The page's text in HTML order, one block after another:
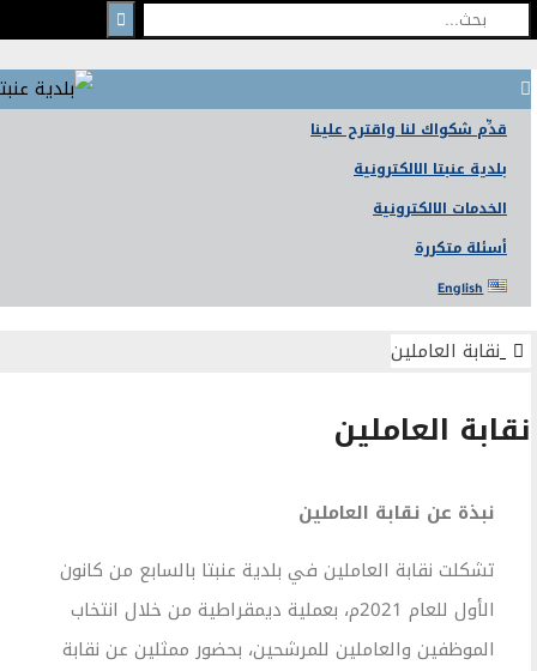
شكواك لنا واقترح علينا
عنبتا الالكترونية
الالكترونية
متكررة
English
العاملين
العاملين
عن نقابة العاملين
نقابة العاملين في بلدية عنبتا بالسابع من كانون
الأول للعام 2021م، بعملية ديمقراطية من خلال انتخاب
والعاملين للمرشحين، بحضور ممثلين عن نقابة